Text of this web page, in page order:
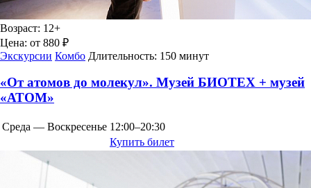
Возраст: 12+
Цена: от 880 ₽
Экскурсии Комбо Длительность: 150 минут
«От атомов до молекул». Музей БИОТЕХ + музей
«АТОМ»
Среда — Воскресенье 12:00–20:30
Купить билет